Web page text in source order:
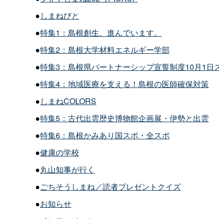
●しまねびと
●特集1：島根創生、進んでいます。
●特集2：島根大学材料エネルギー学部
●特集3：島根県パートナーシップ宣誓制度10月1日
●特集4：地域医療を支える！島根の医師確保対策
●しまねCOLORS
●特集5：古代出雲歴史博物館企画展・伊勢と出雲
●特集6：島根かみあり国スポ・全スポ
●健康の学校
●丸山知事が行く
●ごちそうしまね／読者プレゼントクイズ
●お知らせ